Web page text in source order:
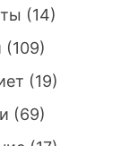
(14)
(109)
(19)
(69)